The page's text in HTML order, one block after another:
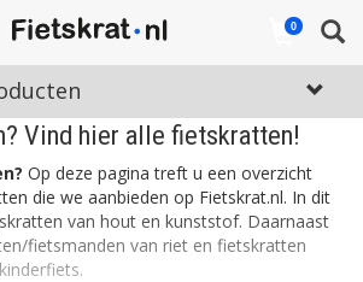
0
Vind hier alle fietskratten!
Op deze pagina treft u een overzicht
die we aanbieden op Fietskrat.nl. In dit
van hout en kunststof. Daarnaast
fietsmanden van riet en fietskratten